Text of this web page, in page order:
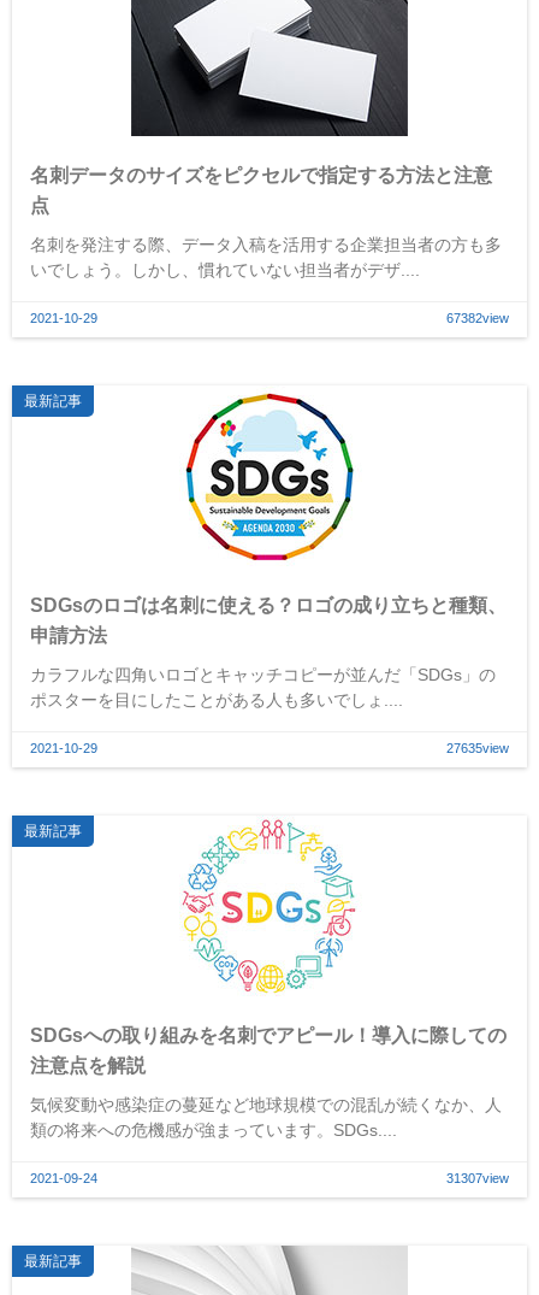
名刺データのサイズをピクセルで指定する方法と注意
点
名刺を発注する際、データ入稿を活用する企業担当者の方も多
いでしょう。しかし、慣れていない担当者がデザ....
2021-10-29 67382view
最新記事
SDGsのロゴは名刺に使える？ロゴの成り立ちと種類、
申請方法
カラフルな四角いロゴとキャッチコピーが並んだ「SDGs」の
ポスターを目にしたことがある人も多いでしょ....
2021-10-29 27635view
最新記事
SDGsへの取り組みを名刺でアピール！導入に際しての
注意点を解説
気候変動や感染症の蔓延など地球規模での混乱が続くなか、人
類の将来への危機感が強まっています。SDGs....
2021-09-24 31307view
最新記事